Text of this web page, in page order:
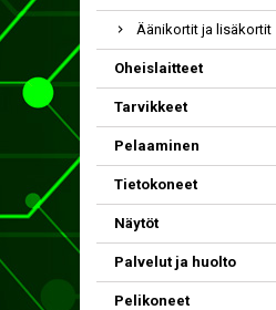
Äänikortit ja lisäkortit
Oheislaitteet
Tarvikkeet
Pelaaminen
Tietokoneet
Näytöt
Palvelut ja huolto
Pelikoneet